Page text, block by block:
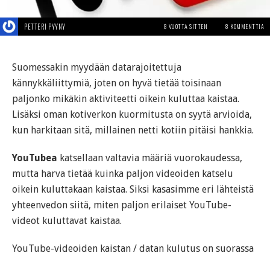
PETTERI PYYNY 8 VUOTTA SITTEN 8 KOMMENTTIA
Suomessakin myydään datarajoitettuja
kännykkäliittymiä, joten on hyvä tietää toisinaan
paljonko mikäkin aktiviteetti oikein kuluttaa kaistaa.
Lisäksi oman kotiverkon kuormitusta on syytä arvioida,
kun harkitaan sitä, millainen netti kotiin pitäisi hankkia.
YouTubea katsellaan valtavia määriä vuorokaudessa,
mutta harva tietää kuinka paljon videoiden katselu
oikein kuluttakaan kaistaa. Siksi kasasimme eri lähteistä
yhteenvedon siitä, miten paljon erilaiset YouTube-
videot kuluttavat kaistaa.
YouTube-videoiden kaistan / datan kulutus on suorassa